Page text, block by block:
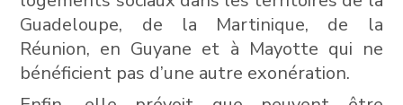
Guadeloupe, de la Martinique, de la
Réunion, en Guyane et à Mayotte qui ne
bénéficient pas d’une autre exonération.